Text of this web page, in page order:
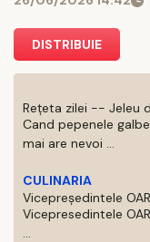
DISTRIBUIE
Rețeta zilei -- Jeleu
Cand pepenele
mai are nevoi ...
CULINARIA
Vicepreședintele
Vicepresedintele
...